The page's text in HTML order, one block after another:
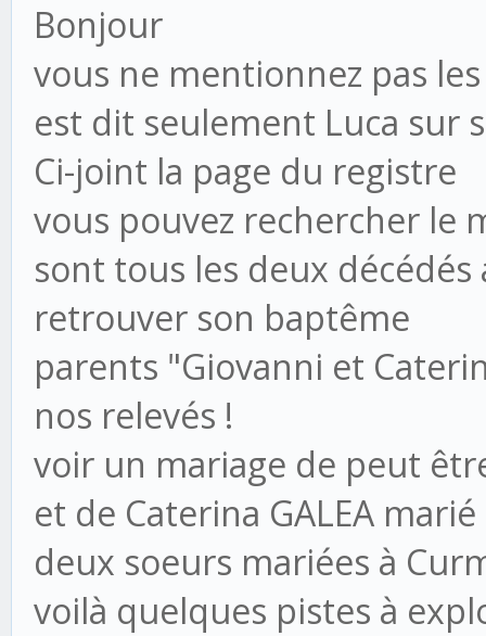
Bonjour
vous ne mentionnez pas
est dit seulement Luca sur
Ci-joint la page du registre
vous pouvez rechercher le
sont tous les deux
retrouver son baptême
parents "Giovanni et
nos relevés !
voir un mariage de peut
et de Caterina GALEA
deux soeurs mariées à
voilà quelques pistes à